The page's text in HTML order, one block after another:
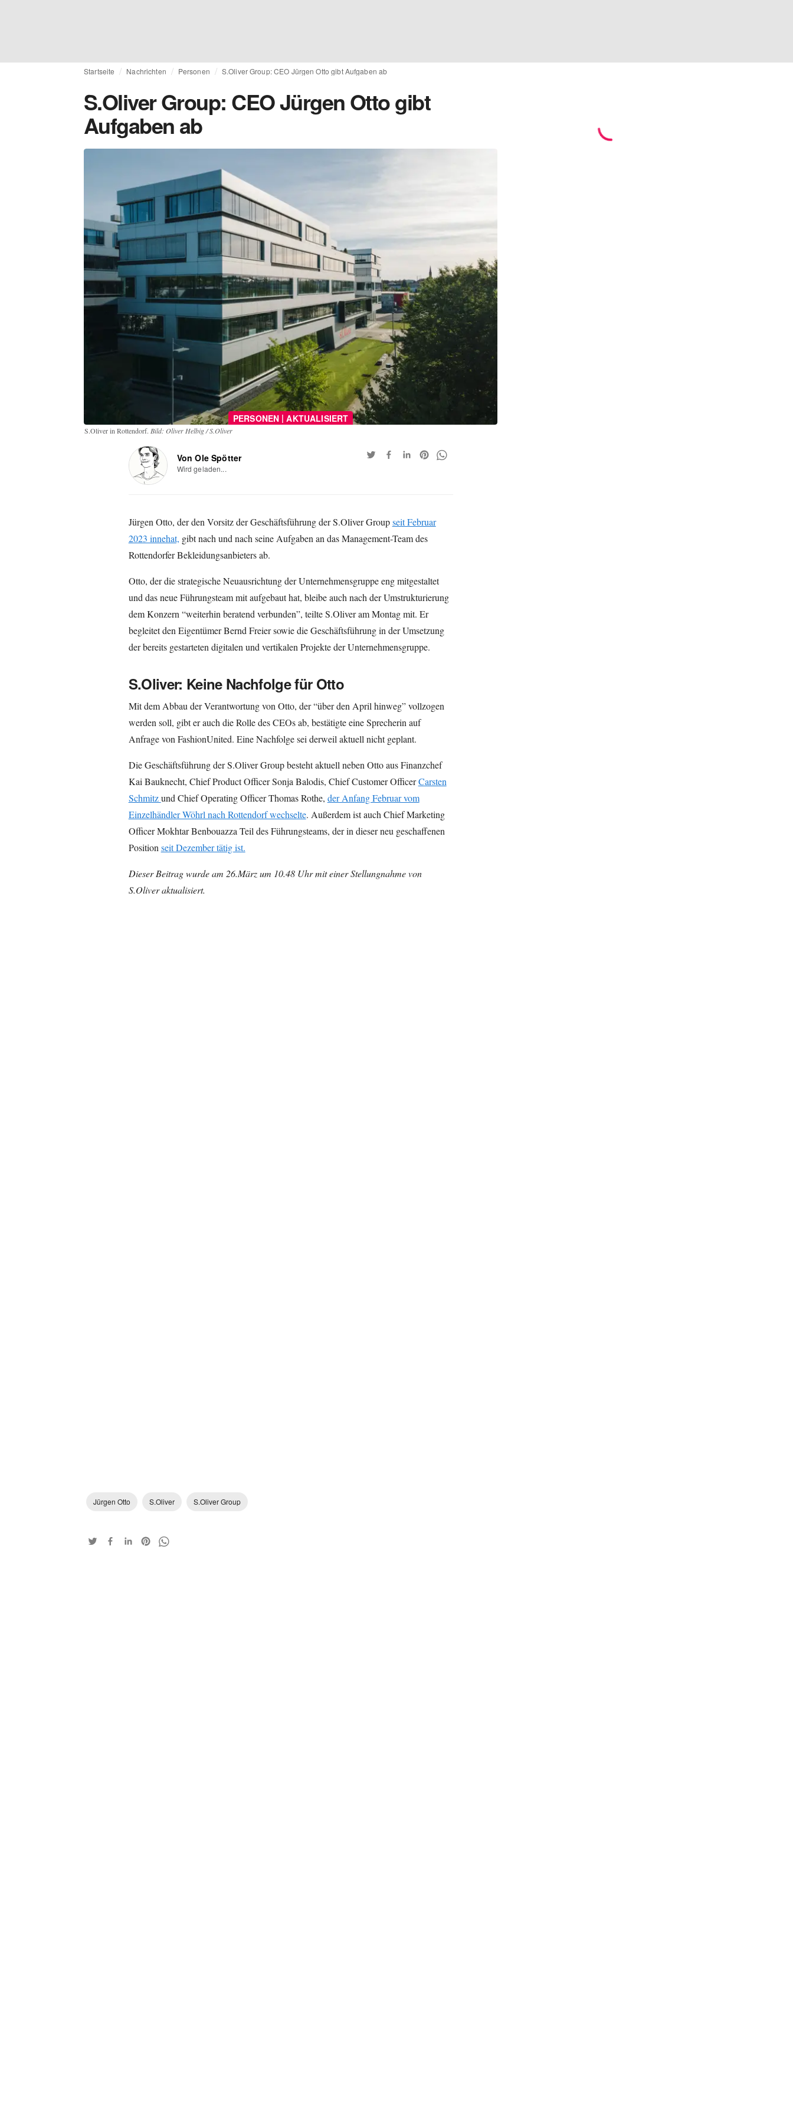
Startseite Nachrichten Personen S.Oliver Group: CEO Jürgen Otto gibt Aufgaben ab
S.Oliver Group: CEO Jürgen Otto gibt
Aufgaben ab
PERSONEN | AKTUALISIERT
S.Oliver in Rottendorf. Bild: Oliver Helbig / S.Oliver
Von Ole Spötter
Wird geladen...
Jürgen Otto, der den Vorsitz der Geschäftsführung der S.Oliver Groupseit Februar
2023 innehat, gibt nach und nach seine Aufgaben an das Management-Team des
Rottendorfer Bekleidungsanbieters ab.
Otto, der die strategische Neuausrichtung der Unternehmensgruppe eng mitgestaltet
und das neue Führungsteam mit aufgebaut hat, bleibe auch nach der Umstrukturierung
dem Konzern “weiterhin beratend verbunden”, teilte S.Oliver am Montag mit. Er
begleitet den Eigentümer Bernd Freier sowie die Geschäftsführung in der Umsetzung
der bereits gestarteten digitalen und vertikalen Projekte der Unternehmensgruppe.
S.Oliver: Keine Nachfolge für Otto
Mit dem Abbau der Verantwortung von Otto, der “über den April hinweg” vollzogen
werden soll, gibt er auch die Rolle des CEOs ab, bestätigte eine Sprecherin auf
Anfrage von FashionUnited. Eine Nachfolge sei derweil aktuell nicht geplant.
Die Geschäftsführung der S.Oliver Group besteht aktuell neben Otto aus Finanzchef
Kai Bauknecht, Chief Product Officer Sonja Balodis, Chief Customer OfficerCarsten
Schmitzund Chief Operating Officer Thomas Rothe, der Anfang Februar vom
Einzelhändler Wöhrl nach Rottendorf wechselte. Außerdem ist auch Chief Marketing
Officer Mokhtar Benbouazza Teil des Führungsteams, der in dieser neu geschaffenen
Position seit Dezember tätig ist.
Dieser Beitrag wurde am 26.März um 10.48 Uhr mit einer Stellungnahme von
S.Oliver aktualisiert.
Jürgen Otto S.Oliver S.Oliver Group